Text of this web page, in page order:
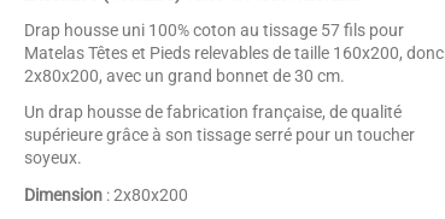
Drap housse uni 100% coton au tissage 57 fils pour
Matelas Têtes et Pieds relevables de taille 160x200, donc
2x80x200, avec un grand bonnet de 30 cm.
Un drap housse de fabrication française, de qualité
supérieure grâce à son tissage serré pour un toucher
soyeux.
Dimension: 2x80x200